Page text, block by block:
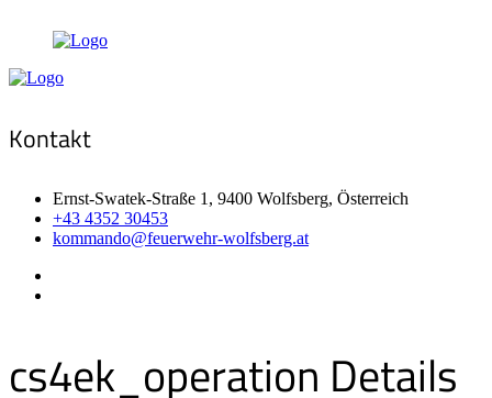
Kontakt
Ernst-Swatek-Straße 1, 9400 Wolfsberg, Österreich
+43 4352 30453
kommando@feuerwehr-wolfsberg.at
cs4ek_operation Details